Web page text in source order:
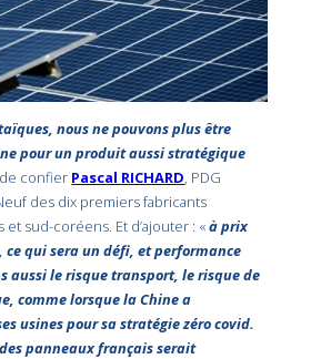
nous ne pouvons plus être
pour un produit aussi stratégique
de confier Pascal RICHARD, PDG
Neuf des dix premiers fabricants
sud-coréens. Et d’ajouter : «à prix
qui sera un défi, et performance
aussi le risque transport, le risque de
comme lorsque la Chine a
usines pour sa stratégie zéro covid.
panneaux français serait